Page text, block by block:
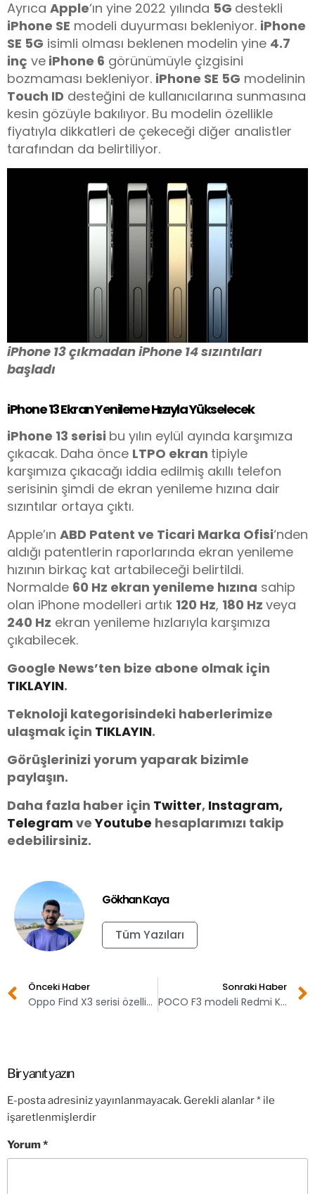
Ayrıca Apple‘ın yine 2022 yılında 5G destekli
iPhone SE modeli duyurması bekleniyor. iPhone
SE 5G isimli olması beklenen modelin yine 4.7
inç ve iPhone 6 görünümüyle çizgisini
bozmaması bekleniyor. iPhone SE 5G modelinin
Touch ID desteğini de kullanıcılarına sunmasına
kesin gözüyle bakılıyor. Bu modelin özellikle
fiyatıyla dikkatleri de çekeceği diğer analistler
tarafından da belirtiliyor.
iPhone 13 çıkmadan iPhone 14 sızıntıları
başladı
iPhone 13 Ekran Yenileme Hızıyla Yükselecek
iPhone 13 serisi bu yılın eylül ayında karşımıza
çıkacak. Daha önce LTPO ekran tipiyle
karşımıza çıkacağı iddia edilmiş akıllı telefon
serisinin şimdi de ekran yenileme hızına dair
sızıntılar ortaya çıktı.
Apple’ın ABD Patent ve Ticari Marka Ofisi‘nden
aldığı patentlerin raporlarında ekran yenileme
hızının birkaç kat artabileceği belirtildi.
Normalde 60 Hz ekran yenileme hızına sahip
olan iPhone modelleri artık 120 Hz, 180 Hz veya
240 Hz ekran yenileme hızlarıyla karşımıza
çıkabilecek.
Google News’ten bize abone olmak için
TIKLAYIN.
Teknoloji kategorisindeki haberlerimize
ulaşmak için TIKLAYIN.
Görüşlerinizi yorum yaparak bizimle
paylaşın.
Daha fazla haber için Twitter, Instagram,
Telegram veYoutube hesaplarımızı takip
edebilirsiniz.
Gökhan Kaya
Tüm Yazıları
Önceki Haber
Oppo Find X3 serisi özellikleri ve tasarımları sızdırıldı!
Sonraki Haber
POCO F3 modeli Redmi K40 özellikleriyle geliyor!
Bir yanıt yazın
E-posta adresiniz yayınlanmayacak. Gerekli alanlar* ile
işaretlenmişlerdir
Yorum*